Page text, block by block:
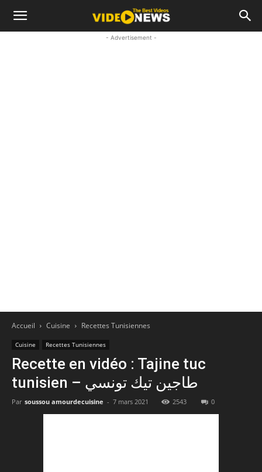
- Advertisement -
Accueil Cuisine Recettes Tunisiennes
Cuisine Recettes Tunisiennes
Recette en vidéo : Tajine tuc
tunisien – طاجين تيك تونسي
Par soussou amourdecuisine - 7 mars 2021 2543 0